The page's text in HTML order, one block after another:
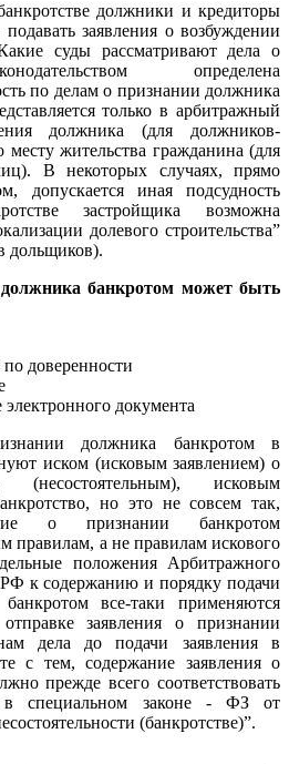
должники и кредиторы
заявления о возбуждении
суды рассматривают дела о
определена
по делам о признании должника
только в арбитражный
должника (для должников-
жительства гражданина (для
В некоторых случаях, прямо
допускается иная подсудность
застройщика возможна
долевого строительства”
дольщиков).
банкротом может быть
по доверенности
электронного документа
должника банкротом в
иском (исковым заявлением) о
(несостоятельным), исковым
но это не совсем так,
о признании банкротом
правилам, а не правилам искового
положения Арбитражного
РФ к содержанию и порядку подачи
все-таки применяются
заявления о признании
дела до подачи заявления в
с тем, содержание заявления о
прежде всего соответствовать
в специальном законе - ФЗ от
(банкротстве)”.